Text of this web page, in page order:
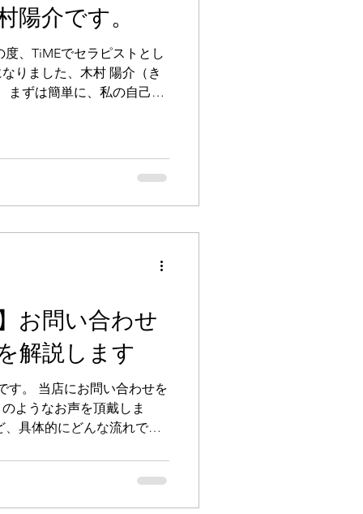
陽介です。
、TiMEでセラピストとし
りました、木村 陽介（き
まずは簡単に、私の自己紹
々の業務の中で多くの患者
調や痛みは、心のお悩み
いている」ということで
くうまく言葉にできな
に、もっと近くで寄り添
間を提供したいという想
て歩み出すことを決めま
と 私の施術は、お衣服を
や自律神経のケア、そし
です。 施術技術はもちろ
お問い合わせ
解説します
す。 当店にお問い合わせを
ようなお声を頂戴しま
具体的にどんな流れで進
らぬサービスを検討する
」という状態はとても勇
感じて当然だと思いま